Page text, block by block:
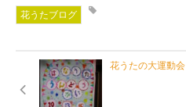
花うたブログ
花うたの大運動会